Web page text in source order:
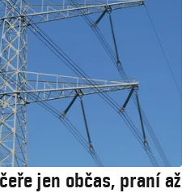
jen občas, praní až